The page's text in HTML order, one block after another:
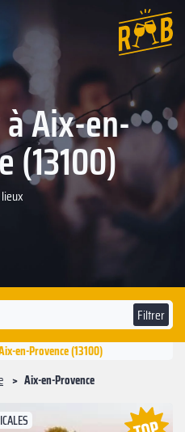
Aix-en-
(13100)
Filtrer
en-Provence (13100)
Aix-en-Provence